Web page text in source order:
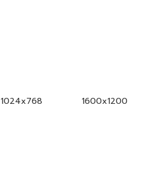
1024x768 1600x1200